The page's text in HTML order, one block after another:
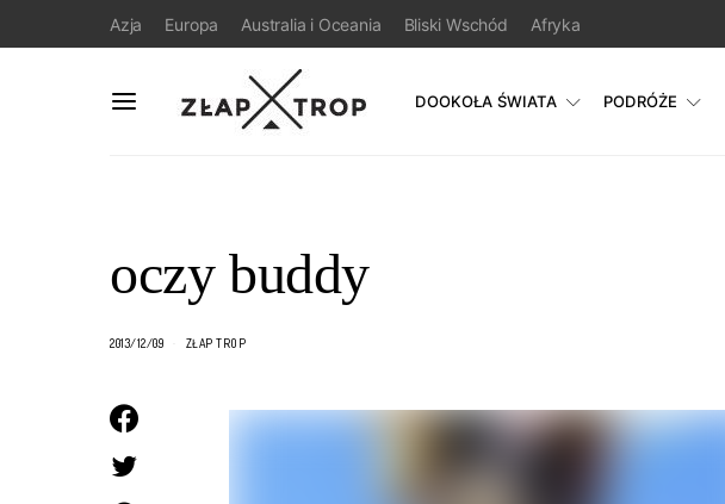
Azja Europa Australia i Oceania Bliski Wschód Afryka
DOOKOŁA ŚWIATA PODRÓŻE
oczy buddy
2013/12/09 ZŁAP TROP